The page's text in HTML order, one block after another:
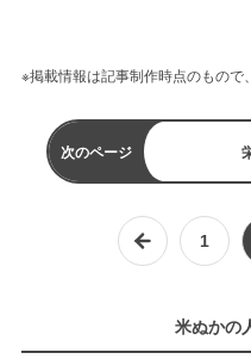
※掲載情報は記事制作時点のもので
次のページ
1
米ぬかの